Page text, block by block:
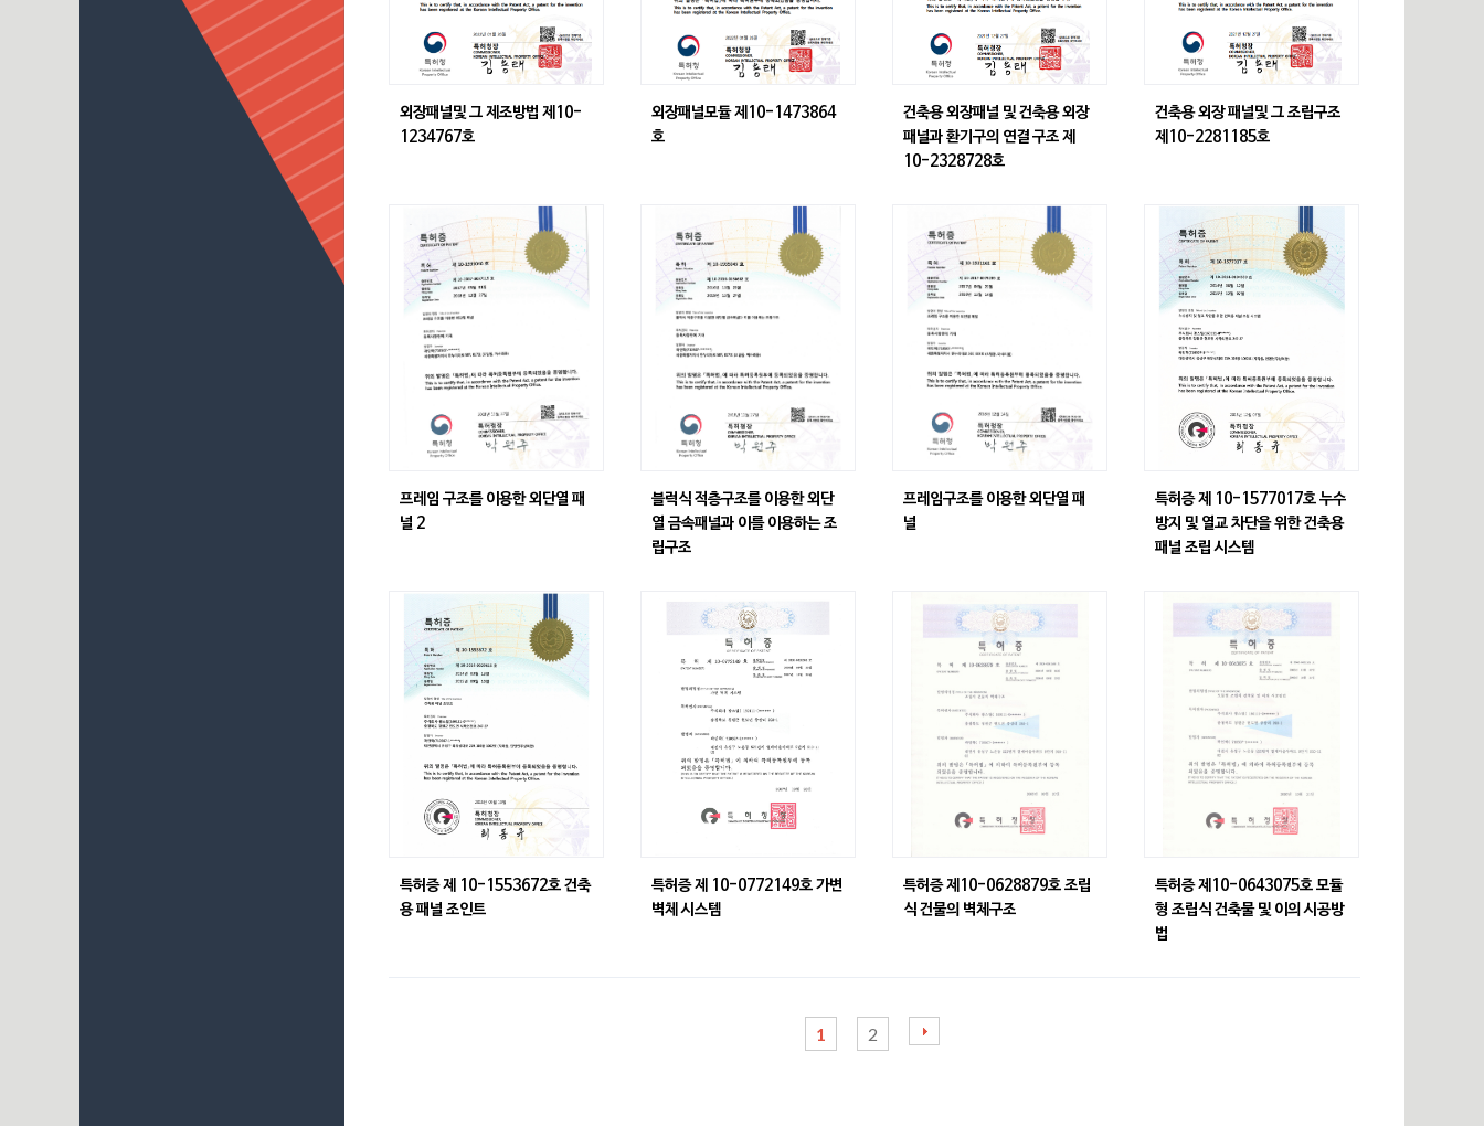
외장패널및 그 제조방법 제10-
1234767호
외장패널모듈 제10-1473864
호
건축용 외장패널 및 건축용 외장
패널과 환기구의 연결 구조 제
10-2328728호
건축용 외장 패널및 그 조립구조
제10-2281185호
프레임 구조를 이용한 외단열 패
널 2
블럭식 적층구조를 이용한 외단
열 금속패널과 이를 이용하는 조
립구조
프레임구조를 이용한 외단열 패
널
특허증 제 10-1577017호 누수
방지 및 열교 차단을 위한 건축용
패널 조립 시스템
특허증 제 10-1553672호 건축
용 패널 조인트
특허증 제 10-0772149호 가변
벽체 시스템
특허증 제10-0628879호 조립
식 건물의 벽체구조
특허증 제10-0643075호 모듈
형 조립식 건축물 및 이의 시공방
법
1 2